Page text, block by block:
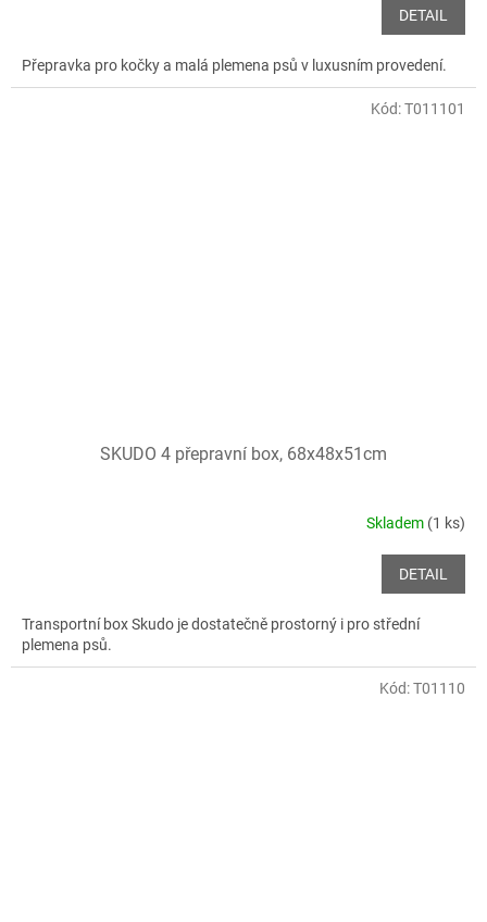
DETAIL
Přepravka pro kočky a malá plemena psů v luxusním provedení.
SKUDO 4 přepravní box, 68x48x51cm
Skladem (1 ks)
DETAIL
Transportní box Skudo je dostatečně prostorný i pro střední
plemena psů.
Kód:T011101
Kód:T01110